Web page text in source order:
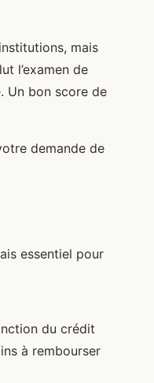
mais
l’examen de
Un bon score de
demande de
essentiel pour
du crédit
à rembourser